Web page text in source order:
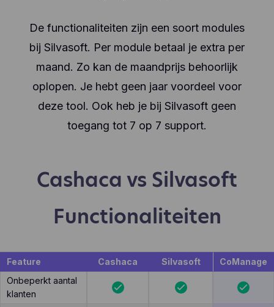
De functionaliteiten zijn een soort modules
bij Silvasoft. Per module betaal je extra per
maand. Zo kan de maandprijs behoorlijk
oplopen. Je hebt geen jaar voordeel voor
deze tool. Ook heb je bij Silvasoft geen
toegang tot 7 op 7 support.
Cashaca vs Silvasoft
Functionaliteiten
Feature Cashaca Silvasoft
CoManage
Onbeperkt aantal
klanten